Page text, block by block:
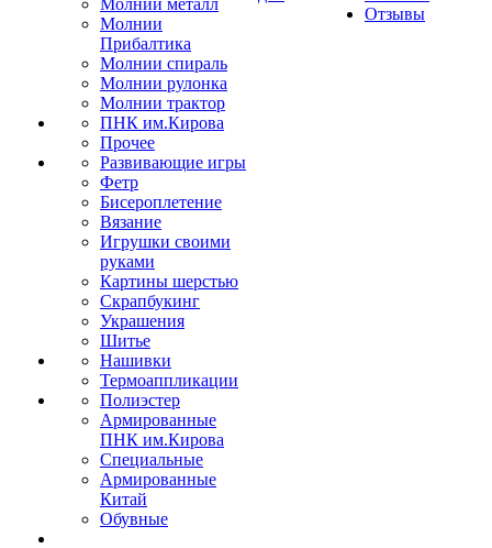
Молнии металл
Молнии
Прибалтика
Молнии спираль
Молнии рулонка
Молнии трактор
ПНК им.Кирова
Прочее
Развивающие игры
Фетр
Бисероплетение
Вязание
Игрушки своими
руками
Картины шерстью
Скрапбукинг
Украшения
Шитье
Нашивки
Термоаппликации
Полиэстер
Армированные
ПНК им.Кирова
Специальные
Армированные
Китай
Обувные
Отзывы